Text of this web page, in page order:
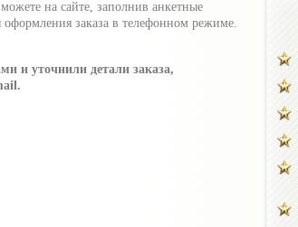
на сайте, заполнив анкетные
заказа в телефонном режиме.
и уточнили детали заказа,